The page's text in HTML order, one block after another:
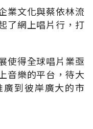
業文化與蔡依林流
了網上唱片行，打
使得全球唱片業亟
音樂的平台，待大
到彼岸廣大的市